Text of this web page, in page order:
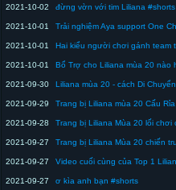
2021-10-02 đừng vờn với tim Liliana #shorts
2021-10-01
2021-10-01
2021-10-01
2021-09-30
2021-09-29
2021-09-28
2021-09-27
2021-09-27
2021-09-27 ơ kìa anh bạn #shorts